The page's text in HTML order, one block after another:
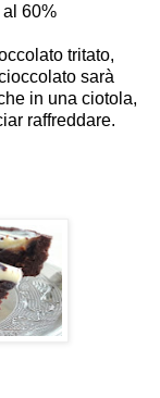
60%
tritato,
sarà
in una ciotola,
raffreddare.